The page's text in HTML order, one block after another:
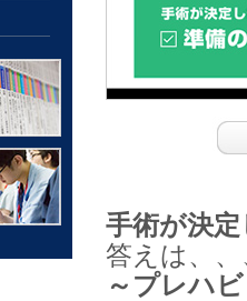
手術が決
答えは、、
～プレハ